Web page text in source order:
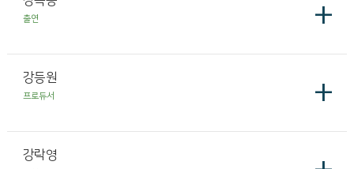
+
출연
강등원 +
프로듀서
강락영